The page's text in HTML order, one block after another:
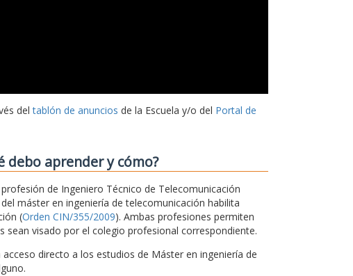
deltablón de anuncios de la Escuela y/o del Portal de
debo aprender y cómo?
de Ingeniero Técnico de Telecomunicación
máster en ingeniería de telecomunicación habilita
(Orden CIN/355/2009). Ambas profesiones permiten
visado por el colegio profesional correspondiente.
directo a los estudios de Máster en ingeniería de